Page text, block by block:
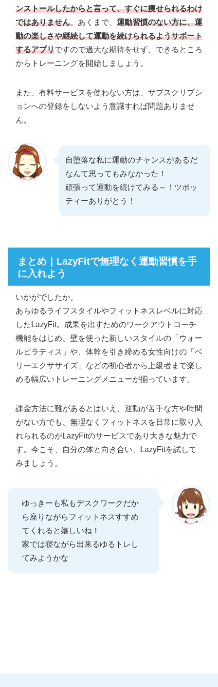
ンストールしたからと言って、すぐに痩せられるわけ
ではありません。あくまで、 運動習慣のない方に、運
動の楽しさや継続して運動を続けられるようサポート
するアプリですので過大な期待をせず、できるところ
からトレーニングを開始しましょう。
また、有料サービスを使わない方は、サブスクリプシ
ョンへの登録をしないよう意識すれば問題ありませ
ん。
自堕落な私に運動のチャンスがあるだ
なんて思ってもみなかった！
頑張って運動を続けてみる～！ツボッ
ティーありがとう！
まとめ｜LazyFitで無理なく運動習慣を手
に入れよう
いかがでしたか。
あらゆるライフスタイルやフィットネスレベルに対応
したLazyFit。成果を出すためのワークアウトコーチ
機能をはじめ、壁を使った新しいスタイルの「ウォー
ルピラティス」や、体幹を引き締める女性向けの「ベ
リーエクササイズ」などの初心者から上級者まで楽し
める幅広いトレーニングメニューが揃っています。
課金方法に難があるとはいえ、運動が苦手な方や時間
がない方でも、無理なくフィットネスを日常に取り入
れられるのがLazyFitのサービスであり大きな魅力で
す。今こそ、自分の体と向き合い、LazyFitを試して
みましょう。
ゆっきーも私もデスクワークだか
ら座りながらフィットネスすすめ
てくれると嬉しいね！
家では寝ながら出来るゆるトレし
てみようかな